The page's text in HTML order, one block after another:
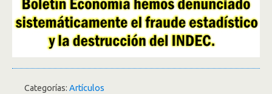
Categorías: Artículos